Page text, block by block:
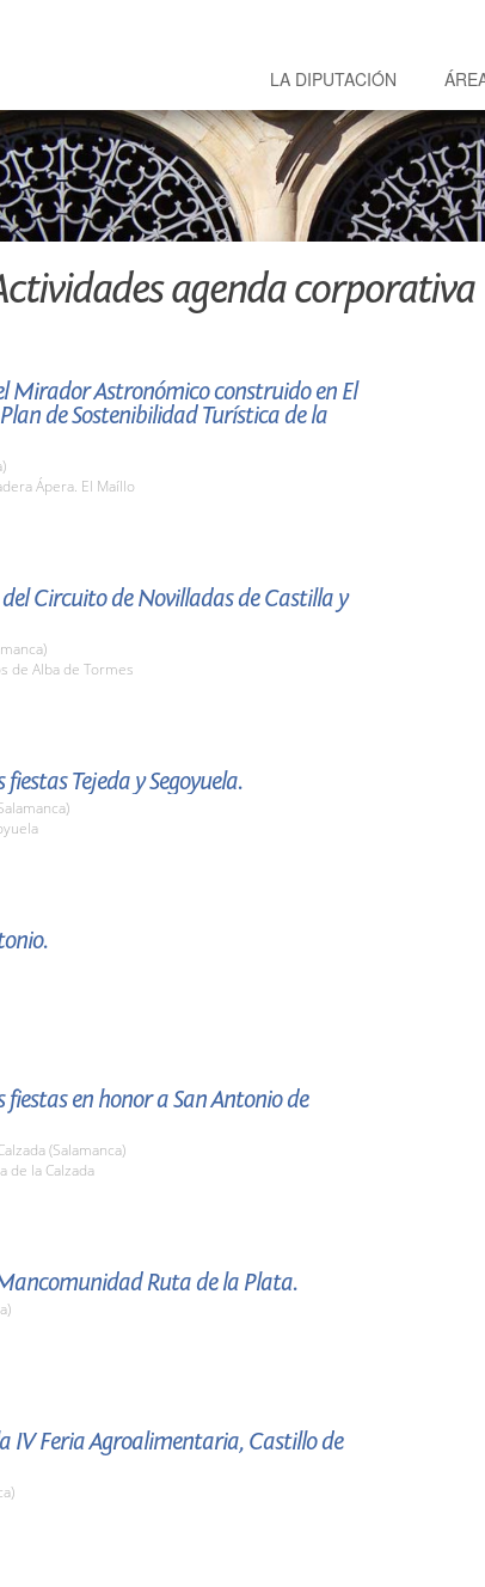
LA DIPUTACIÓN
agenda corporativa
Mirador Astronómico construido en El
de Sostenibilidad Turística de la
Ápera. El Maíllo
Circuito de Novilladas de Castilla y
de Alba de Tormes
Tejeda y Segoyuela.
fiestas en honor a San Antonio de
(Salamanca)
de la Calzada
Ruta de la Plata.
IV Feria Agroalimentaria, Castillo de